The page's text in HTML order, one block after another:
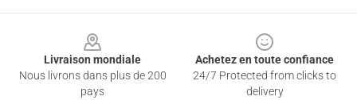
Livraison mondiale
Nous livrons dans plus de 200
pays
Achetez en toute confiance
24/7 Protected from clicks to
delivery